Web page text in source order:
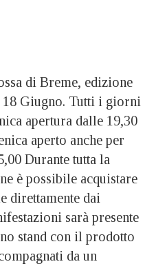
di Breme, edizione
18 Giugno. Tutti i giorni
apertura dalle 19,30
aperto anche per
Durante tutta la
è possibile acquistare
direttamente dai
sarà presente
stand con il prodotto
da un